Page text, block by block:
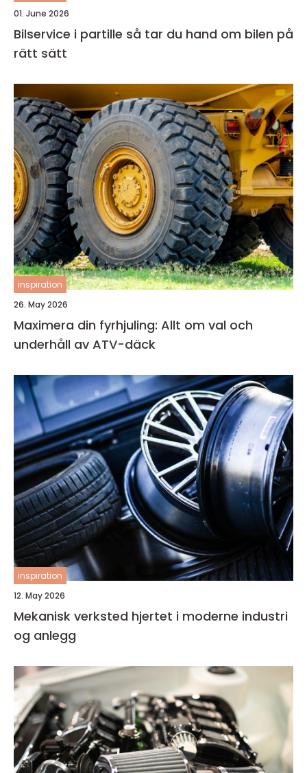
01. June 2026
Bilservice i partille så tar du hand om bilen på
rätt sätt
inspiration
26. May 2026
Maximera din fyrhjuling: Allt om val och
underhåll av ATV-däck
inspiration
12. May 2026
Mekanisk verksted hjertet i moderne industri
og anlegg